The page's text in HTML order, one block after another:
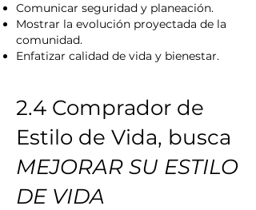
Comunicar seguridad y planeación.
Mostrar la evolución proyectada de la
comunidad.
Enfatizar calidad de vida y bienestar.
2.4 Comprador de
Estilo de Vida, busca
MEJORAR SU ESTILO
DE VIDA